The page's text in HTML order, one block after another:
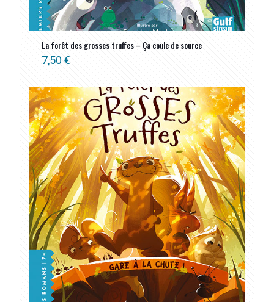
La forêt des grosses truffes – Ça coule de source
7,50 €